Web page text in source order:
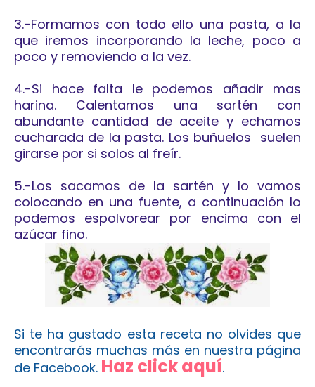
3.-Formamos con todo ello una pasta, a la
que iremos incorporando la leche, poco a
poco y removiendo a la vez.
4.-Si hace falta le podemos añadir mas
harina. Calentamos una sartén con
abundante cantidad de aceite y echamos
cucharada de la pasta. Los buñuelos suelen
girarse por si solos al freír.
5.-Los sacamos de la sartén y lo vamos
colocando en una fuente, a continuación lo
podemos espolvorear por encima con el
azúcar fino.
Si te ha gustado esta receta no olvides que
encontrarás muchas más en nuestra página
de Facebook. Haz click aquí.